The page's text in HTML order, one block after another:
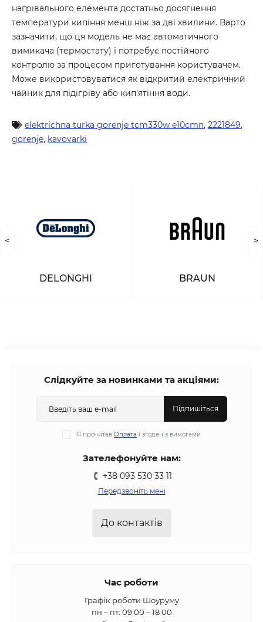
нагрівального елемента достатньо досягнення
температури кипіння менш ніж за дві хвилини. Варто
зазначити, що ця модель не має автоматичного
вимикача (термостату) і потребує постійного
контролю за процесом приготування користувачем.
Може використовуватися як відкритий електричний
чайник для підігріву або кип'ятіння води.
elektrichna turka gorenje tcm330w e10cmn, 2221849,
gorenje, kavovarki
<
DELONGHI BRAUN
>
Слідкуйте за новинками та акціями:
Підпишіться
Я прочитав Оплата і згоден з вимогами
Зателефонуйте нам:
+38 093 530 33 11
Передзвоніть мені
До контактів
Час роботи
Графік роботи Шоуруму
пн – пт: 09 00 – 18 00